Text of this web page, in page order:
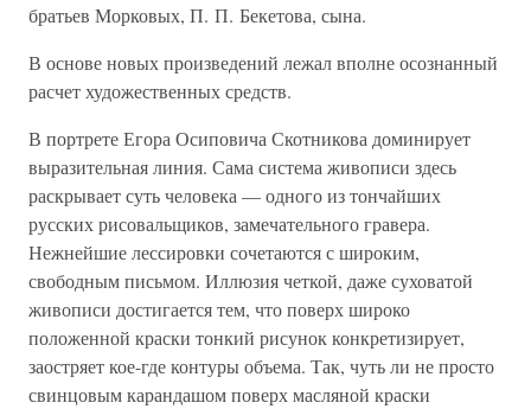
братьев Морковых, П. П. Бекетова, сына.
В основе новых произведений лежал вполне осознанный
расчет художественных средств.
В портрете Егора Осиповича Скотникова доминирует
выразительная линия. Сама система живописи здесь
раскрывает суть человека — одного из тончайших
русских рисовальщиков, замечательного гравера.
Нежнейшие лессировки сочетаются с широким,
свободным письмом. Иллюзия четкой, даже суховатой
живописи достигается тем, что поверх широко
положенной краски тонкий рисунок конкретизирует,
заостряет кое-где контуры объема. Так, чуть ли не просто
свинцовым карандашом поверх масляной краски